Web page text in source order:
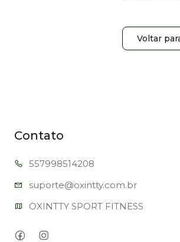
Voltar
Contato
557998514208
suporte@oxintty.com.br
OXINTTY SPORT FITNESS